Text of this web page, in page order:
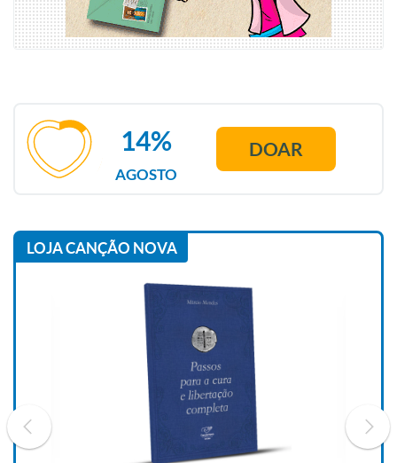
AGOSTO
14% DOAR
LOJA CANÇÃO NOVA